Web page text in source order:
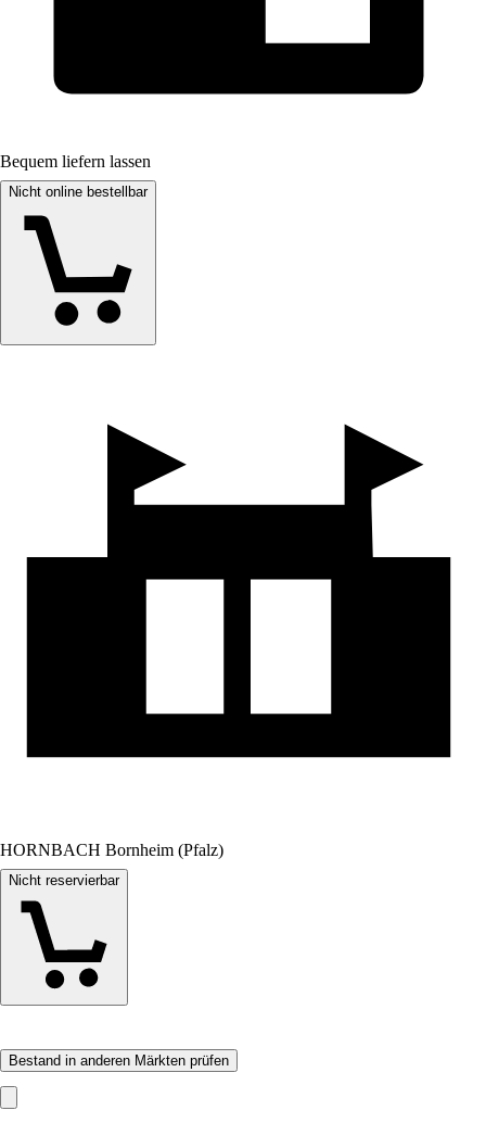
Bequem liefern lassen
Nicht online bestellbar
HORNBACH Bornheim (Pfalz)
Nicht reservierbar
Bestand in anderen Märkten prüfen